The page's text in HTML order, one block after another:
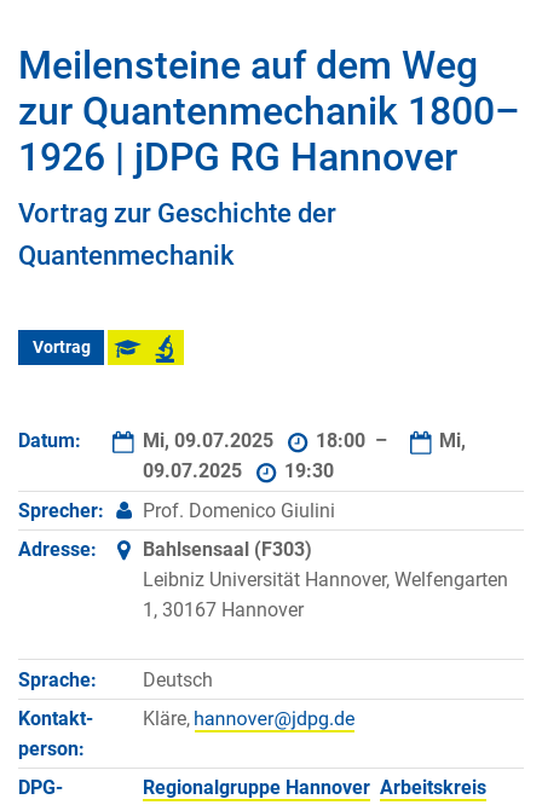
Meilensteine auf dem Weg
zur Quantenmechanik 1800–
1926 | jDPG RG Hannover
Vortrag zur Geschichte der
Quantenmechanik
Vortrag
Datum: Mi, 09.07.2025 18:00 –
Mi,
09.07.2025
19:30
Sprecher:
Prof. Domenico Giulini
Adresse:
Bahlsensaal (F303)
Leibniz Universität Hannover, Welfengarten
1, 30167 Hannover
Sprache:
Deutsch
Kontakt­
person:
Kläre,
DPG-
Regionalgruppe Hannover Arbeitskreis